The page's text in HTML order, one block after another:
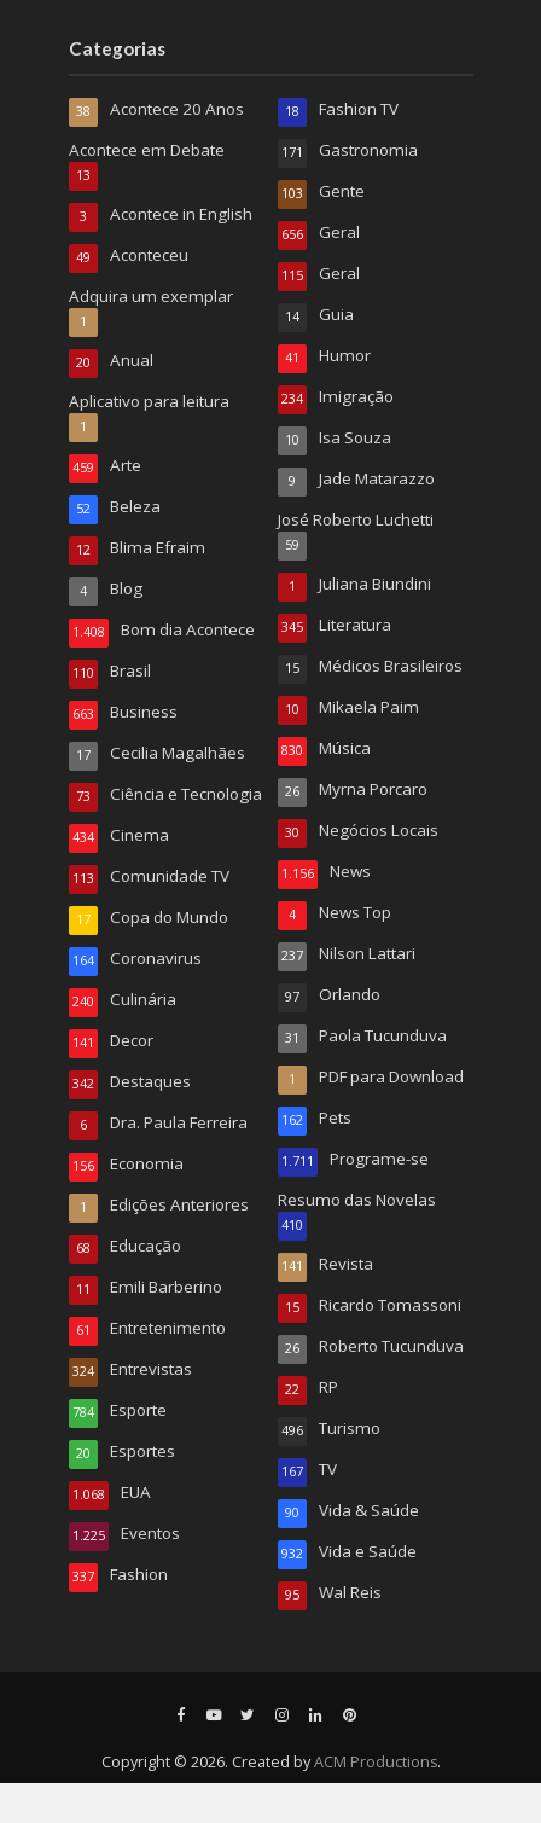
Categorias
Acontece 20 Anos
38
Acontece em Debate
13
Acontece in English
3
Aconteceu
49
Adquira um exemplar
1
Anual
20
Aplicativo para leitura
1
Arte
459
Beleza
52
Blima Efraim
12
Blog
4
Bom dia Acontece
1.408
Brasil
110
Business
663
Cecilia Magalhães
17
Ciência e Tecnologia
73
Cinema
434
Comunidade TV
113
Copa do Mundo
17
Coronavirus
164
Culinária
240
Decor
141
Destaques
342
Dra. Paula Ferreira
6
Economia
156
Edições Anteriores
1
Educação
68
Emili Barberino
11
Entretenimento
61
Entrevistas
324
Esporte
784
Esportes
20
EUA
1.068
Eventos
1.225
Fashion
337
Fashion TV
18
Gastronomia
171
Gente
103
Geral
656
Geral
115
Guia
14
Humor
41
Imigração
234
Isa Souza
10
Jade Matarazzo
9
José Roberto Luchetti
59
Juliana Biundini
1
Literatura
345
Médicos Brasileiros
15
Mikaela Paim
10
Música
830
Myrna Porcaro
26
Negócios Locais
30
News
1.156
News Top
4
Nilson Lattari
237
Orlando
97
Paola Tucunduva
31
PDF para Download
1
Pets
162
Programe-se
1.711
Resumo das Novelas
410
Revista
141
Ricardo Tomassoni
15
Roberto Tucunduva
26
RP
22
Turismo
496
TV
167
Vida & Saúde
90
Vida e Saúde
932
Wal Reis
95
Copyright © 2026. Created byACM Productions.